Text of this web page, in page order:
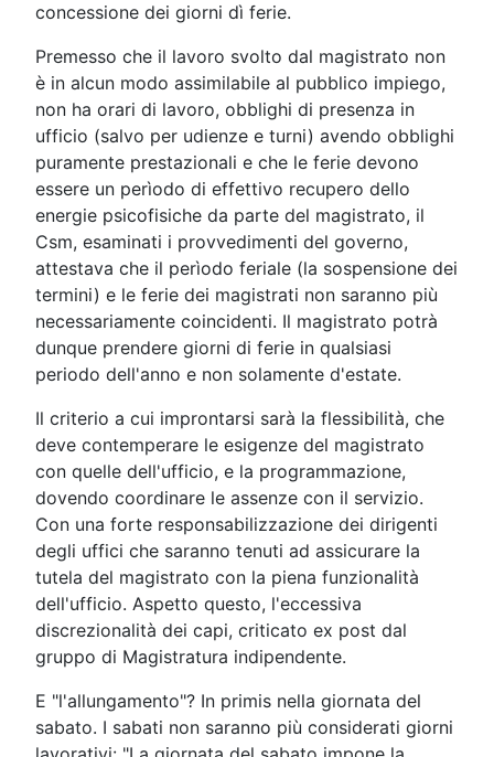
concessione dei giorni dì ferie.
Premesso che il lavoro svolto dal magistrato non
è in alcun modo assimilabile al pubblico impiego,
non ha orari di lavoro, obblighi di presenza in
ufficio (salvo per udienze e turni) avendo obblighi
puramente prestazionali e che le ferie devono
essere un perìodo di effettivo recupero dello
energie psicofisiche da parte del magistrato, il
Csm, esaminati i provvedimenti del governo,
attestava che il perìodo feriale (la sospensione dei
termini) e le ferie dei magistrati non saranno più
necessariamente coincidenti. Il magistrato potrà
dunque prendere giorni di ferie in qualsiasi
periodo dell'anno e non solamente d'estate.
Il criterio a cui improntarsi sarà la flessibilità, che
deve contemperare le esigenze del magistrato
con quelle dell'ufficio, e la programmazione,
dovendo coordinare le assenze con il servizio.
Con una forte responsabilizzazione dei dirigenti
degli uffici che saranno tenuti ad assicurare la
tutela del magistrato con la piena funzionalità
dell'ufficio. Aspetto questo, l'eccessiva
discrezionalità dei capi, criticato ex post dal
gruppo di Magistratura indipendente.
E "l'allungamento"? In primis nella giornata del
sabato. I sabati non saranno più considerati giorni